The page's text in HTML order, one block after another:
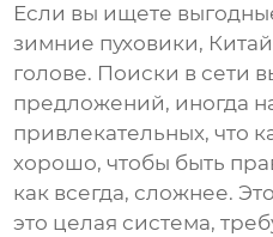
Если вы ищете
зимние пуховики,
голове. Поиски в сети
предложений, иногда
привлекательных, что
хорошо, чтобы быть
как всегда, сложнее.
это целая система,